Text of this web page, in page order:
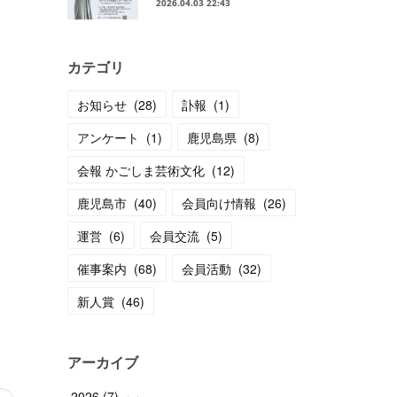
2026.04.03 22:43
カテゴリ
お知らせ (28) 訃報 (1)
アンケート (1) 鹿児島県 (8)
会報 かごしま芸術文化 (12)
鹿児島市 (40) 会員向け情報 (26)
運営 (6) 会員交流 (5)
催事案内 (68) 会員活動 (32)
新人賞 (46)
アーカイブ